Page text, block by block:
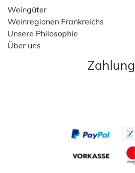
Weingüter
Weinregionen Frankreichs
Unsere Philosophie
Über uns
Zahlung